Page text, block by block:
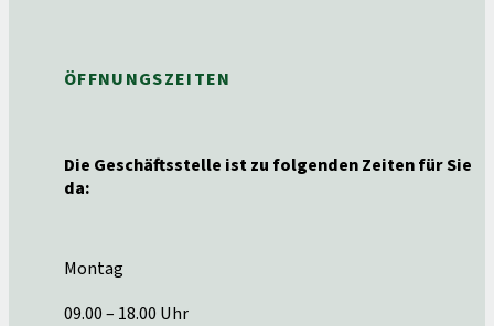
ÖFFNUNGSZEITEN
Die Geschäftsstelle ist zu folgenden Zeiten für Sie
da:
Montag
09.00 – 18.00 Uhr